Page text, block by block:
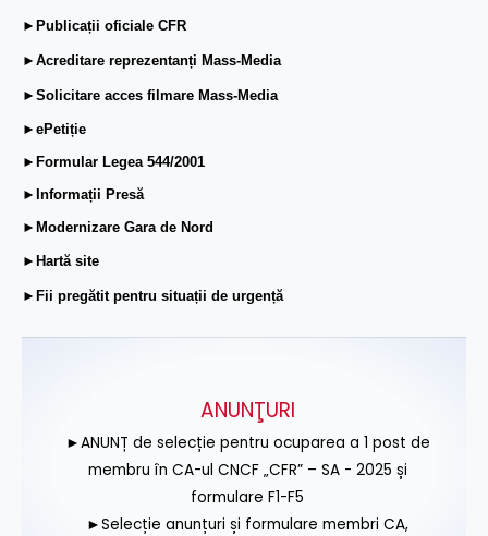
►Publicații oficiale CFR
►Acreditare reprezentanți Mass-Media
►Solicitare acces filmare Mass-Media
►ePetiție
►Formular Legea 544/2001
►Informații Presă
►Modernizare Gara de Nord
►Hartă site
►Fii pregătit pentru situații de urgență
ANUNŢURI
►ANUNȚ de selecție pentru ocuparea a 1 post de
membru în CA-ul CNCF „CFR” – SA - 2025 și
formulare F1-F5
►Selecție anunțuri și formulare membri CA,